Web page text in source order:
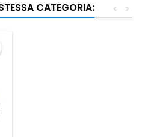
CATEGORIA: >
<